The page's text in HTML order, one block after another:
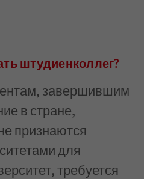
штудиенколлег?
завершившим
в стране,
признаются
для
требуется